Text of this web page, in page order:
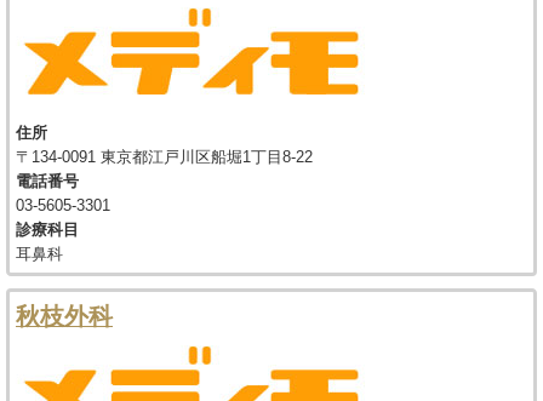
住所
〒134-0091 東京都江戸川区船堀1丁目8-22
電話番号
03-5605-3301
診療科目
耳鼻科
秋枝外科